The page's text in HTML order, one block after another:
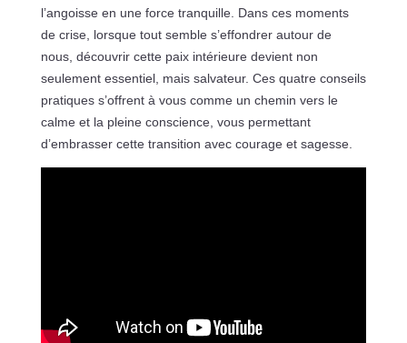
l’angoisse en une force tranquille. Dans ces moments
de crise, lorsque tout semble s’effondrer autour de
nous, découvrir cette paix intérieure devient non
seulement essentiel, mais salvateur. Ces quatre conseils
pratiques s’offrent à vous comme un chemin vers le
calme et la pleine conscience, vous permettant
d’embrasser cette transition avec courage et sagesse.